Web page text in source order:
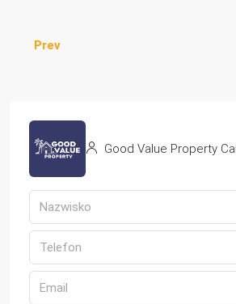
Prev
Good Value Property